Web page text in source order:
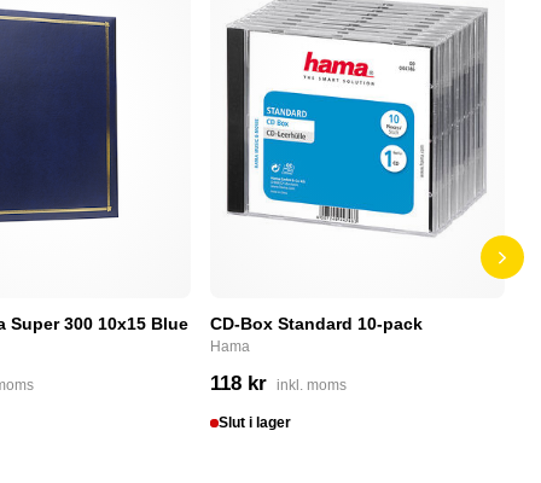
Super 300 10x15 Blue CD-Box Standard 10-pack
Hama
118 kr inkl. moms
Slut i lager